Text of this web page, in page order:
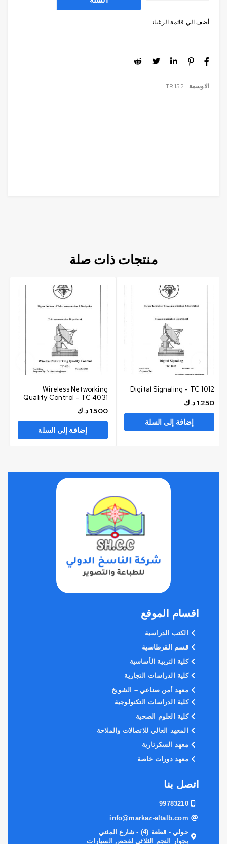
الاوسمة TR 152
منتجات ذات صلة
Digital Signaling - TC 1012
1.250 د.ك
إضافة إلى السلة
Wireless Networking
Quality Control - TC 4031
1.500 د.ك
إضافة إلى السلة
اقسام الموقع
الكتب الدراسية
قسم القرطاسية
كلية التربية الأساسية
كلية الدراسات التجارية
معهد أمن صناعي – الشويخ
كلية الدراسات التكنولوجية
كلية العلوم الصحية
المعهد العالي للاتصالات والملاحة
معهد السكرتارية
معهد دورات خاصة
اتصل بنا
99783210
info@markaz-altalb.com
حولي - قطعة (4) - شارع المثني
بجوار النجم الثلاثي لفحص السيارات